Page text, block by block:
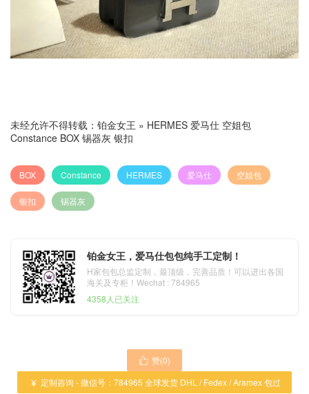
未经允许不得转载： 铂金女王 » HERMES 爱马仕 空姐包
Constance BOX 锡器灰 银扣
BOX Constance HERMES 爱马仕 空姐包
银扣 锡器灰
铂金女王，爱马仕包包纯手工定制！
H家包包总监定制，最顶级，完善品质！可以进出各国
海关及专柜！Wechat : 784965
4358人已关注
 赞(0)
 定制咨询 - 微信号：784965 全球发货 DHL / Fedex / Aramex 包过